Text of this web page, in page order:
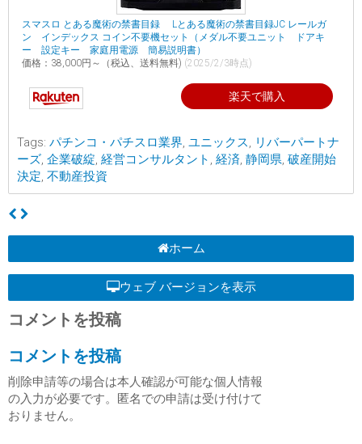
スマスロ とある魔術の禁書目録 Lとある魔術の禁書目録JC レールガ
ン インデックス コイン不要機セット（メダル不要ユニット ドアキ
ー 設定キー 家庭用電源 簡易説明書）
価格：38,000円～（税込、送料無料) (2025/2/3時点)
楽天で購入
Tags: パチンコ・パチスロ業界, ユニックス, リバーパートナ
ーズ, 企業破綻, 経営コンサルタント , 経済, 静岡県, 破産開始
決定, 不動産投資
ホーム
ウェブ バージョンを表示
コメントを投稿
コメントを投稿
削除申請等の場合は本人確認が可能な個人情報
の入力が必要です。匿名での申請は受け付けて
おりません。